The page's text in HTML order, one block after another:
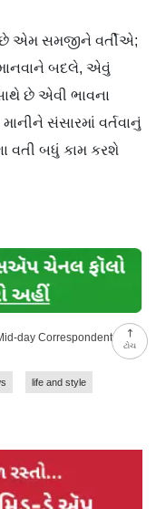
ટોચ
એમ સમજીને વર્તીએ;
બદલે, એવું
છે એવી ભાવના
સંસારમાં વર્તવાનું
બધું કામ કરશે
day Correspondent
life and style